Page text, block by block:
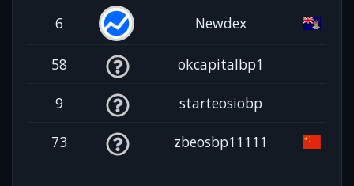
6 Newdex
58 okcapitalbp1
9 starteosiobp
73 zbeosbp11111